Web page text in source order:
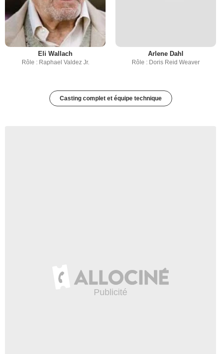
Eli Wallach
Rôle : Raphael Valdez Jr.
Arlene Dahl
Rôle : Doris Reid Weaver
Casting complet et équipe technique